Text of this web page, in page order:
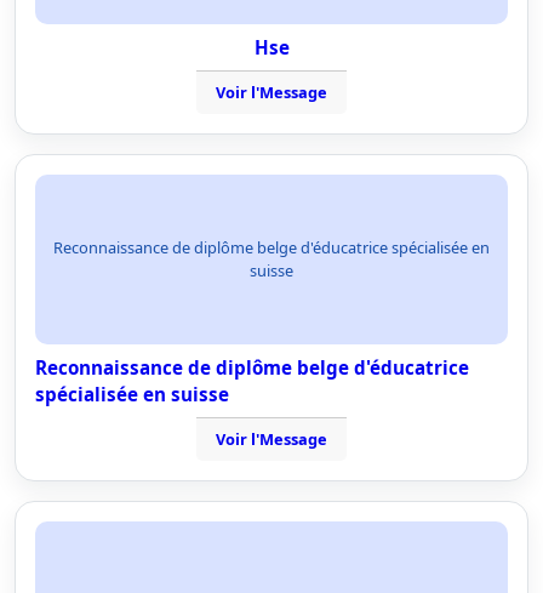
Hse
Voir l'Message
Reconnaissance de diplôme belge d'éducatrice spécialisée en
suisse
Reconnaissance de diplôme belge d'éducatrice
spécialisée en suisse
Voir l'Message